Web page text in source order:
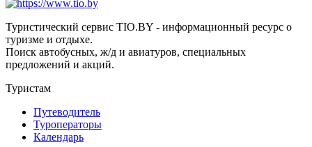
Туристический сервис TIO.BY - информационный ресурс о
туризме и отдыхе.
Поиск автобусных, ж/д и авиатуров, специальных
предложений и акций.
Туристам
Путеводитель
Туроператоры
Календарь